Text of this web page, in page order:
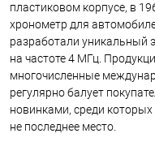
пластиковом корпусе, в
хронометр для
разработали уникальный
на частоте 4 МГц.
многочисленные
регулярно балует
новинками, среди
не последнее место.